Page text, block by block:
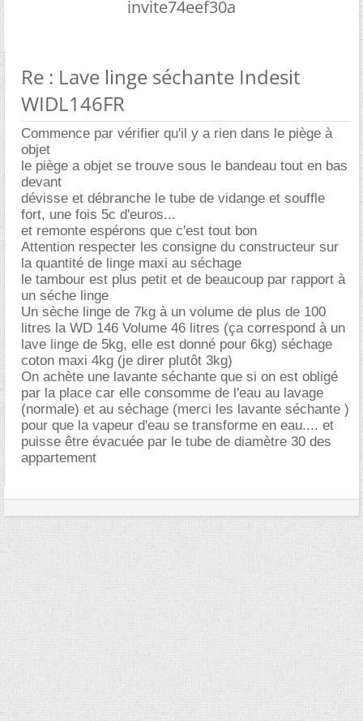
invite74eef30a
Re : Lave linge séchante Indesit
WIDL146FR
Commence par vérifier qu'il y a rien dans le piège à
objet
le piège a objet se trouve sous le bandeau tout en bas
devant
dévisse et débranche le tube de vidange et souffle
fort, une fois 5c d'euros...
et remonte espérons que c'est tout bon
Attention respecter les consigne du constructeur sur
la quantité de linge maxi au séchage
le tambour est plus petit et de beaucoup par rapport à
un séche linge
Un sèche linge de 7kg à un volume de plus de 100
litres la WD 146 Volume 46 litres (ça correspond à un
lave linge de 5kg, elle est donné pour 6kg) séchage
coton maxi 4kg (je direr plutôt 3kg)
On achète une lavante séchante que si on est obligé
par la place car elle consomme de l'eau au lavage
(normale) et au séchage (merci les lavante séchante )
pour que la vapeur d'eau se transforme en eau.... et
puisse être évacuée par le tube de diamètre 30 des
appartement